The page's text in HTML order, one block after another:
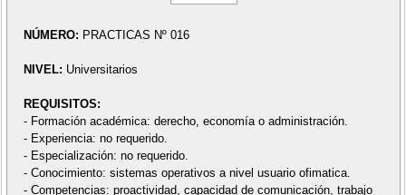
NÚMERO: PRACTICAS Nº 016
NIVEL: Universitarios
REQUISITOS:
- Formación académica: derecho, economía o administración.
- Experiencia: no requerido.
- Especialización: no requerido.
- Conocimiento: sistemas operativos a nivel usuario ofimatica.
- Competencias: proactividad, capacidad de comunicación, trabajo